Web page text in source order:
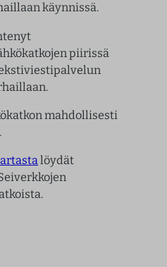
käynnissä.
piirissä
mahdollisesti
löydät